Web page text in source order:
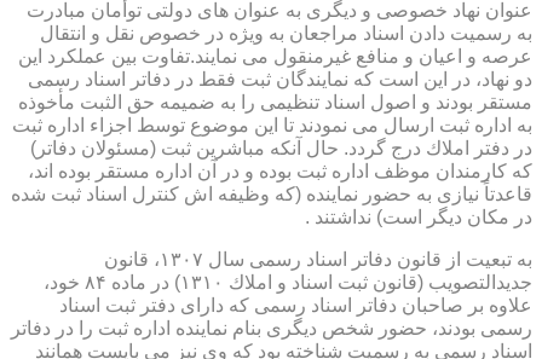
عنوان نهاد خصوصی و دیگری به عنوان های دولتی توأمان مبادرت
به رسمیت دادن اسناد مراجعان به ویژه در خصوص نقل و انتقال
عرصه و اعیان و منافع غیرمنقول می نمایند.تفاوت بین عملكرد این
دو نهاد، در این است كه نمایندگان ثبت فقط در دفاتر اسناد رسمی
مستقر بودند و اصول اسناد تنظیمی را به ضمیمه حق الثبت مأخوذه
به اداره ثبت ارسال می نمودند تا این موضوع توسط اجزاء اداره ثبت
در دفتر املاك درج گردد. حال آنكه مباشرین ثبت (مسئولان دفاتر)
كه كارمندان موظف اداره ثبت بوده و در آن اداره مستقر بوده اند،
قاعدتاً نیازی به حضور نماینده (كه وظیفه اش كنترل اسناد ثبت شده
در مكان دیگر است) نداشتند .
به تبعیت از قانون دفاتر اسناد رسمی سال ۱۳۰۷، قانون
جدیدالتصویب (قانون ثبت اسناد و املاك ۱۳۱۰) در ماده ۸۴ خود،
علاوه بر صاحبان دفاتر اسناد رسمی كه دارای دفتر ثبت اسناد
رسمی بودند، حضور شخص دیگری بنام نماینده اداره ثبت را در دفاتر
اسناد رسمی به رسمیت شناخته بود كه وی نیز می بایست همانند